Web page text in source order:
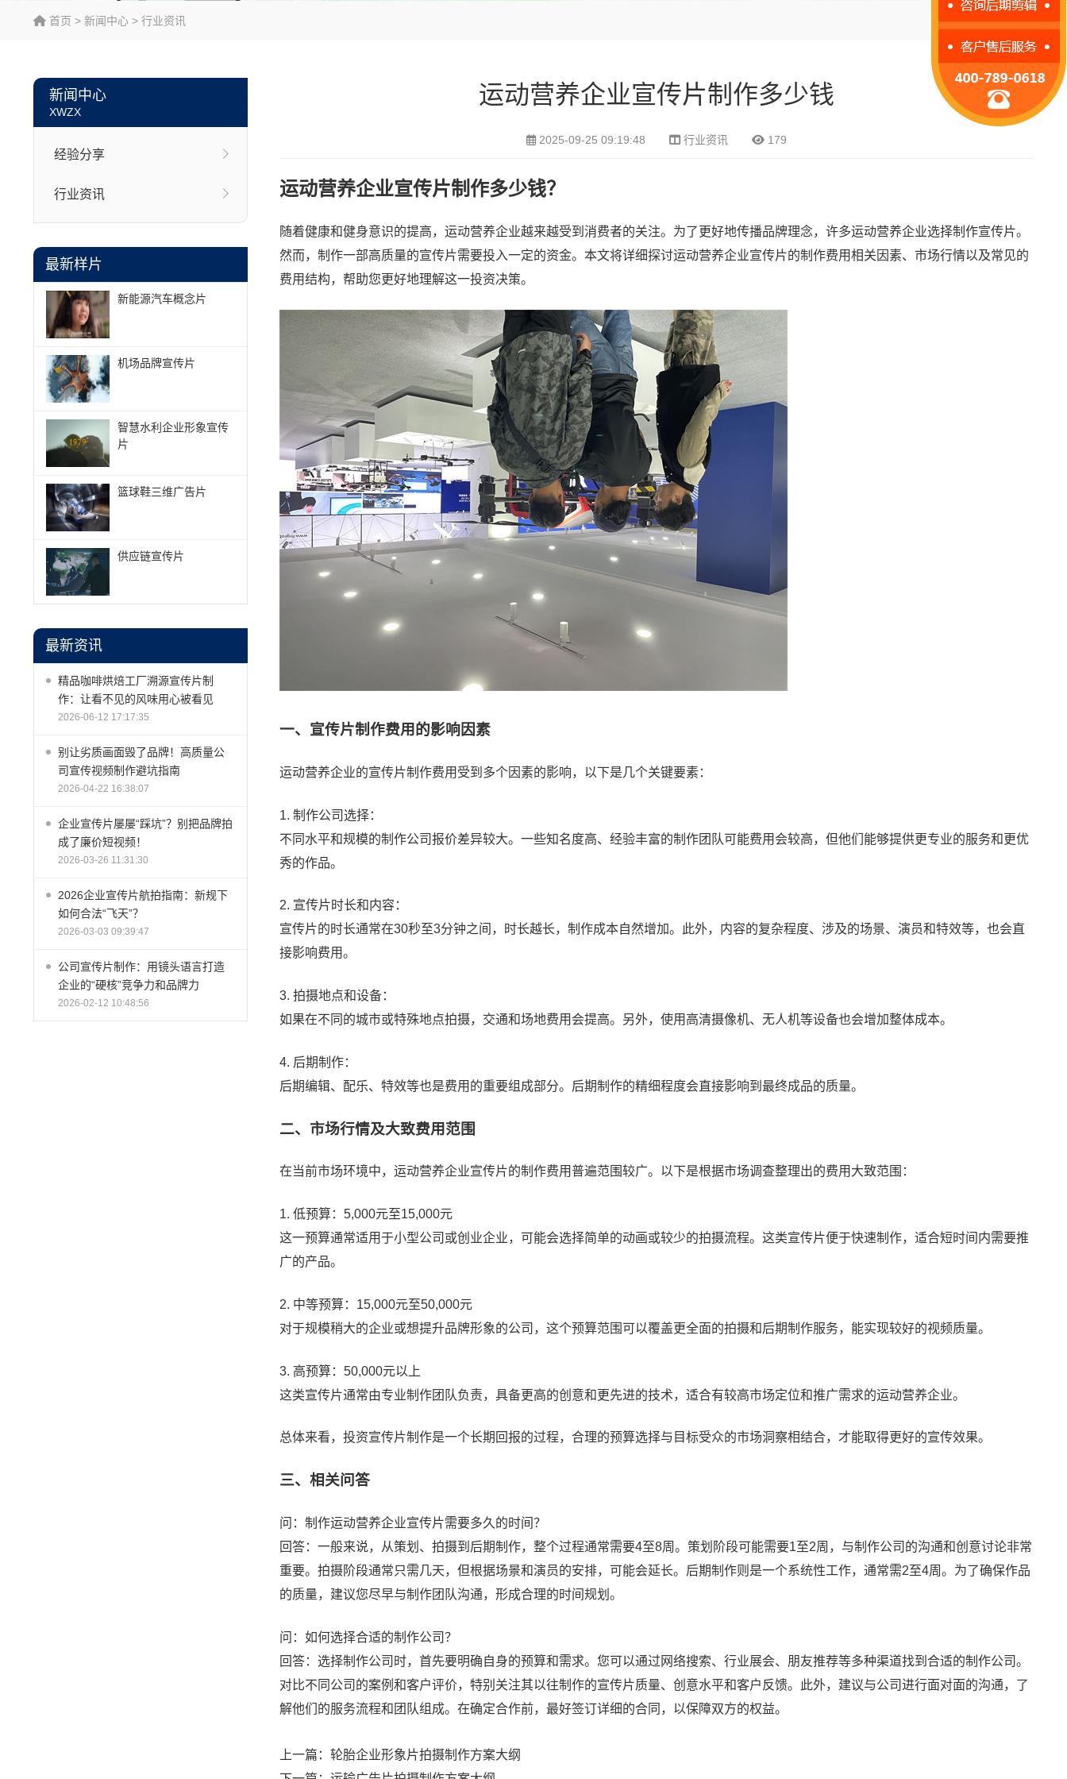
首页 > 新闻中心 > 行业资讯
新闻中心
XWZX
经验分享
行业资讯
最新样片
新能源汽车概念片
机场品牌宣传片
智慧水利企业形象宣传
片
篮球鞋三维广告片
供应链宣传片
最新资讯
精品咖啡烘焙工厂溯源宣传片制
作：让看不见的风味用心被看见
2026-06-12 17:17:35
别让劣质画面毁了品牌！高质量公
司宣传视频制作避坑指南
2026-04-22 16:38:07
企业宣传片屡屡“踩坑”？别把品牌拍
成了廉价短视频！
2026-03-26 11:31:30
2026企业宣传片航拍指南：新规下
如何合法“飞天”？
2026-03-03 09:39:47
公司宣传片制作：用镜头语言打造
企业的“硬核”竞争力和品牌力
2026-02-12 10:48:56
运动营养企业宣传片制作多少钱
2025-09-25 09:19:48 行业资讯 179
运动营养企业宣传片制作多少钱？
随着健康和健身意识的提高，运动营养企业越来越受到消费者的关注。为了更好地传播品牌理念，许多运动营养企业选择制作宣传片。
然而，制作一部高质量的宣传片需要投入一定的资金。本文将详细探讨运动营养企业宣传片的制作费用相关因素、市场行情以及常见的
费用结构，帮助您更好地理解这一投资决策。
一、宣传片制作费用的影响因素
运动营养企业的宣传片制作费用受到多个因素的影响，以下是几个关键要素：
1. 制作公司选择：
不同水平和规模的制作公司报价差异较大。一些知名度高、经验丰富的制作团队可能费用会较高，但他们能够提供更专业的服务和更优
秀的作品。
2. 宣传片时长和内容：
宣传片的时长通常在30秒至3分钟之间，时长越长，制作成本自然增加。此外，内容的复杂程度、涉及的场景、演员和特效等，也会直
接影响费用。
3. 拍摄地点和设备：
如果在不同的城市或特殊地点拍摄，交通和场地费用会提高。另外，使用高清摄像机、无人机等设备也会增加整体成本。
4. 后期制作：
后期编辑、配乐、特效等也是费用的重要组成部分。后期制作的精细程度会直接影响到最终成品的质量。
二、市场行情及大致费用范围
在当前市场环境中，运动营养企业宣传片的制作费用普遍范围较广。以下是根据市场调查整理出的费用大致范围：
1. 低预算：5,000元至15,000元
这一预算通常适用于小型公司或创业企业，可能会选择简单的动画或较少的拍摄流程。这类宣传片便于快速制作，适合短时间内需要推
广的产品。
2. 中等预算：15,000元至50,000元
对于规模稍大的企业或想提升品牌形象的公司，这个预算范围可以覆盖更全面的拍摄和后期制作服务，能实现较好的视频质量。
3. 高预算：50,000元以上
这类宣传片通常由专业制作团队负责，具备更高的创意和更先进的技术，适合有较高市场定位和推广需求的运动营养企业。
总体来看，投资宣传片制作是一个长期回报的过程，合理的预算选择与目标受众的市场洞察相结合，才能取得更好的宣传效果。
三、相关问答
问：制作运动营养企业宣传片需要多久的时间？
回答：一般来说，从策划、拍摄到后期制作，整个过程通常需要4至8周。策划阶段可能需要1至2周，与制作公司的沟通和创意讨论非常
重要。拍摄阶段通常只需几天，但根据场景和演员的安排，可能会延长。后期制作则是一个系统性工作，通常需2至4周。为了确保作品
的质量，建议您尽早与制作团队沟通，形成合理的时间规划。
问：如何选择合适的制作公司？
回答：选择制作公司时，首先要明确自身的预算和需求。您可以通过网络搜索、行业展会、朋友推荐等多种渠道找到合适的制作公司。
对比不同公司的案例和客户评价，特别关注其以往制作的宣传片质量、创意水平和客户反馈。此外，建议与公司进行面对面的沟通，了
解他们的服务流程和团队组成。在确定合作前，最好签订详细的合同，以保障双方的权益。
上一篇： 轮胎企业形象片拍摄制作方案大纲